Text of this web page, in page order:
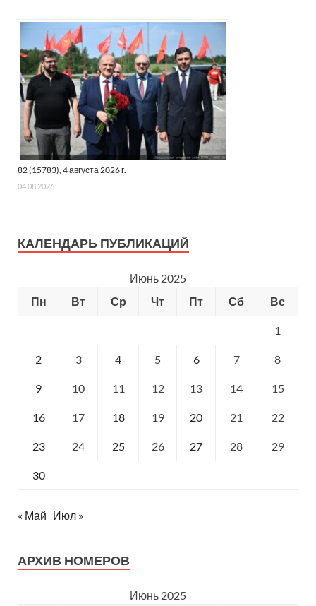
кем-то, а вы- простые люди - мусор, не подходи...
Мы прошли несколько мест, где надеялись найти подход
к Неве, но ... нет, не пускают... народ столпился в
надежде хоть что-то увидеть.
Мы ждали 2,5 часа и напрасно... ничего не видно... ни
салют, ни брига.
Ребенок 9 лет сильно расстроился, ведь мечтала она
увидеть "Алые паруса" несколько лет !!!
Ведь не только для выпускников !!! Как минимум для
заманивания туристов в Санкт-Петербург и пополнения
Зачем так по-свински поступать с людьми, с гостями
приехали из других городов, взяв отпуска, купив дорогие
https://otzovik.com/review_16269702.html
82 (15783), 4 августа 2026 г.
04.08.2026
КАЛЕНДАРЬ ПУБЛИКАЦИЙ
Июнь 2025
Пн
Вт Ср Чт Пт Сб Вс
1
2 3 4 5 6 7 8
9 10 11 12 13 14 15
16 17 18 19 20 21 22
23 24 25 26 27 28 29
30
« Май Июл »
АРХИВ НОМЕРОВ
Июнь 2025